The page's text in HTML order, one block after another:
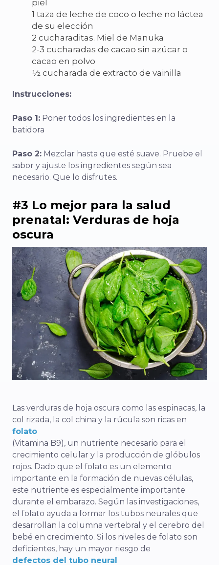
piel
1 taza de leche de coco o leche no láctea
de su elección
2 cucharaditas. Miel de Manuka
2-3 cucharadas de cacao sin azúcar o
cacao en polvo
½ cucharada de extracto de vainilla
Instrucciones:
Paso 1: Poner todos los ingredientes en la
batidora
Paso 2: Mezclar hasta que esté suave. Pruebe el
sabor y ajuste los ingredientes según sea
necesario. Que lo disfrutes.
#3 Lo mejor para la salud
prenatal: Verduras de hoja
oscura
Las verduras de hoja oscura como las espinacas, la
col rizada, la col china y la rúcula son ricas en
folato
(Vitamina B9), un nutriente necesario para el
crecimiento celular y la producción de glóbulos
rojos. Dado que el folato es un elemento
importante en la formación de nuevas células,
este nutriente es especialmente importante
durante el embarazo. Según las investigaciones,
el folato ayuda a formar los tubos neurales que
desarrollan la columna vertebral y el cerebro del
bebé en crecimiento. Si los niveles de folato son
deficientes, hay un mayor riesgo de
defectos del tubo neural